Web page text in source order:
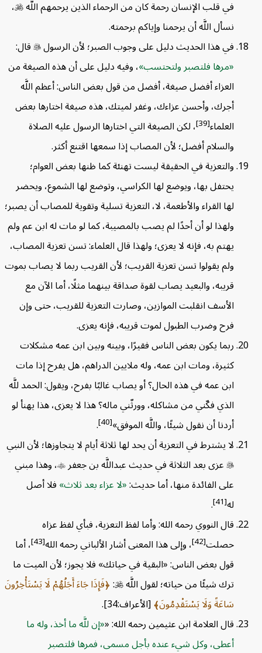
في قلب الإنسان رحمة كان من الرحماء الذين يرحمهم اللَّه،
نسأل اللَّه أن يرحمنا وإياكم برحمته.
في هذا الحديث دليل على وجوب الصبر؛ لأن الرسولقال:
مرها فلتصبر ولتحتسب ، وفيه دليل على أن هذه الصيغة من
العزاء أفضل صيغة، أفضل من قول بعض الناس: أعظم اللَّه
أجرك، وأحسن عزاءك، وغفر لميتك، هذه صيغة اختارها بعض
العلماء[39]
، لكن الصيغة التي اختارها الرسول عليه الصلاة
والسلام أفضل؛ لأن المصاب إذا سمعها اقتنع أكثر.
والتعزية في الحقيقة ليست تهنئة كما ظنها بعض العوام؛
يحتفل بها، ويوضع لها الكراسي، وتوضع لها الشموع، ويحضر
لها القراء والأطعمة، لا، التعزية تسلية وتقوية للمصاب أن يصبر؛
ولهذا لو أن أحدًا لم يصب بالمصيبة، كما لو مات له ابن عم ولم
يهتم به، فإنه لا يعزى؛ ولهذا قال العلماء: تسن تعزية المصاب،
ولم يقولوا تسن تعزية القريب؛ لأن القريب ربما لا يصاب بموت
قريبه، والبعيد يصاب لقوة صداقة بينهما مثلًا، أما الآن مع
الأسف انقلبت الموازين، وصارت التعزية للقريب، حتى وإن
فرح وضرب الطبول لموت قريبه، فإنه يعزى.
ربما يكون بعض الناس فقيرًا، وبينه وبين ابن عمه مشكلات
كثيرة، ومات ابن عمه، وله ملايين الدراهم، هل يفرح إذا مات
ابن عمه في هذه الحال؟ أو يصاب غالبًا بفرح، ويقول: الحمد للَّه
الذي فكّني من مشاكله، وورثّني ماله؟ هذا لا يعزى، هذا يهنأ لو
أردنا أن نقول شيئًا، واللَّه الموفق»[40]
.
لا يشترط في التعزية أن يحد لها ثلاثة أيام لا يتجاوزها؛ لأن النبي
عزى بعد الثلاثة في حديث عبداللَّه بن جعفر، وهذا مبني
على الفائدة منها، أما حديث: لا عزاء بعد ثلاث فلا أصل
.
قال النووي رحمه الله: وأما لفظ التعزية، فبأي لفظ عزاه
حصلت[42] ، وإلى هذا المعنى أشار الألباني رحمه الله[43]
، أما
قول بعض الناس: «البقية في حياتك» فلا يجوز؛ لأن الميت ما
ترك شيئًا من حياته؛ لقول اللَّه
: فَإِذَا جَاءَ أَجَلُهُمْ لَا يَسْتَأْخِرُونَ
سَاعَةً وَلَا يَسْتَقْدِمُونَ [الأعراف:34].
قال العلامة ابن عثيمين رحمه الله: « إن للَّه ما أخذ، وله ما
أعطى، وكل شيء عنده بأجل مسمى، فمرها فلتصبر